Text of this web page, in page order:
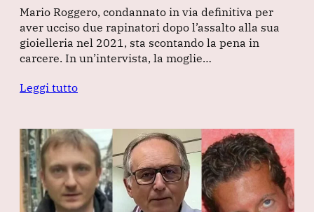
Mario Roggero, condannato in via definitiva per
aver ucciso due rapinatori dopo l’assalto alla sua
gioielleria nel 2021, sta scontando la pena in
carcere. In un’intervista, la moglie…
Leggi tutto